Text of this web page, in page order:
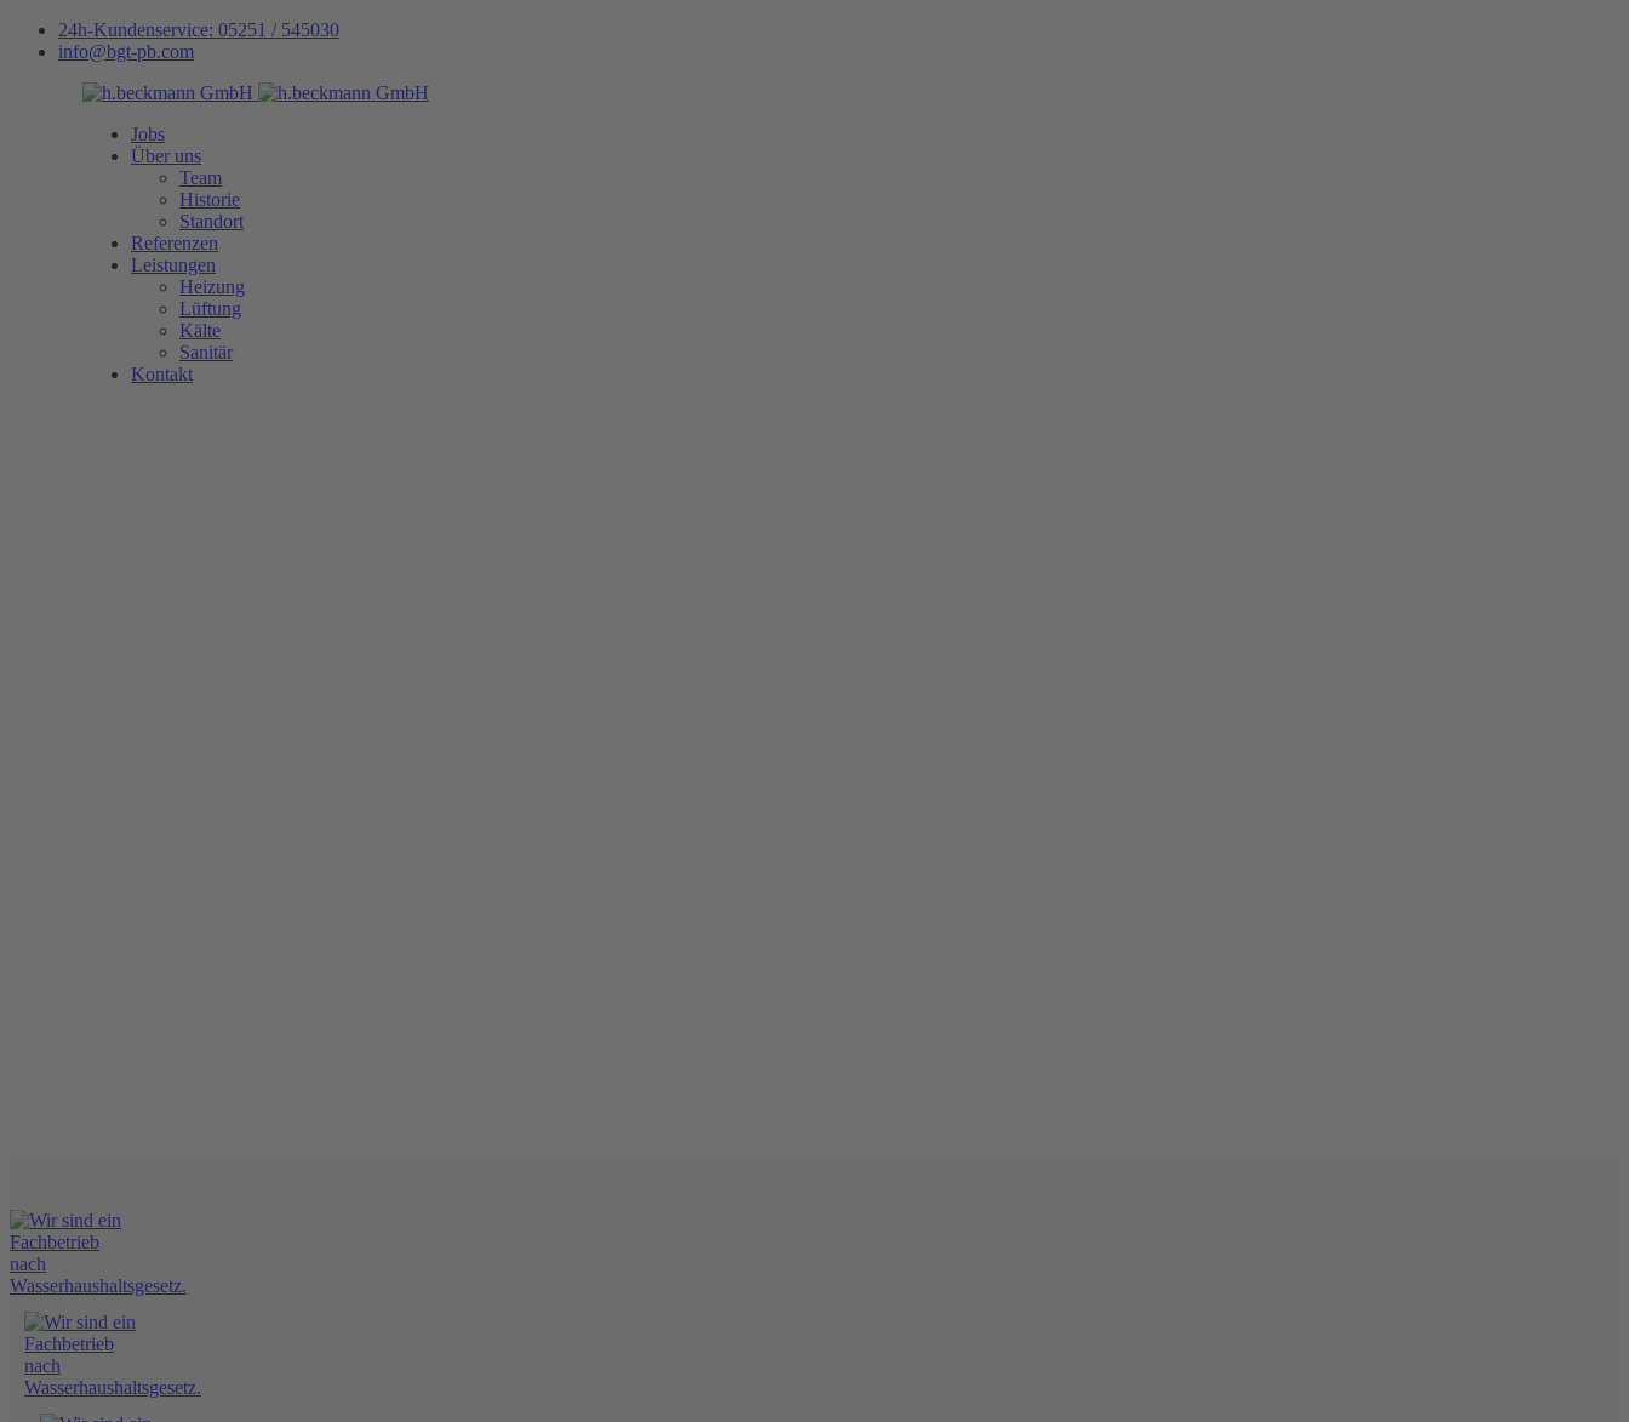
24h-Kundenservice: 05251 / 545030
info@bgt-pb.com
Jobs
Über uns
Team
Historie
Standort
Referenzen
Leistungen
Heizung
Lüftung
Kälte
Sanitär
Kontakt